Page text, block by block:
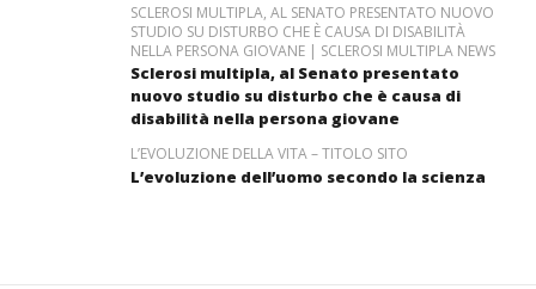
SCLEROSI MULTIPLA, AL SENATO PRESENTATO NUOVO
STUDIO SU DISTURBO CHE È CAUSA DI DISABILITÀ
NELLA PERSONA GIOVANE | SCLEROSI MULTIPLA NEWS
Sclerosi multipla, al Senato presentato
nuovo studio su disturbo che è causa di
disabilità nella persona giovane
L’EVOLUZIONE DELLA VITA – TITOLO SITO
L’evoluzione dell’uomo secondo la scienza